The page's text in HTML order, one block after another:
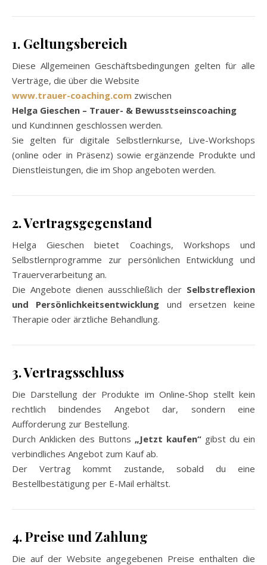
1. Geltungsbereich
Diese Allgemeinen Geschäftsbedingungen gelten für alle
Verträge, die über die Website
www.trauer-coaching.com zwischen
Helga Gieschen – Trauer- & Bewusstseinscoaching
und Kund:innen geschlossen werden.
Sie gelten für digitale Selbstlernkurse, Live-Workshops
(online oder in Präsenz) sowie ergänzende Produkte und
Dienstleistungen, die im Shop angeboten werden.
2. Vertragsgegenstand
Helga Gieschen bietet Coachings, Workshops und
Selbstlernprogramme zur persönlichen Entwicklung und
Trauerverarbeitung an.
Die Angebote dienen ausschließlich der Selbstreflexion
und Persönlichkeitsentwicklung und ersetzen keine
Therapie oder ärztliche Behandlung.
3. Vertragsschluss
Die Darstellung der Produkte im Online-Shop stellt kein
rechtlich bindendes Angebot dar, sondern eine
Aufforderung zur Bestellung.
Durch Anklicken des Buttons „Jetzt kaufen“ gibst du ein
verbindliches Angebot zum Kauf ab.
Der Vertrag kommt zustande, sobald du eine
Bestellbestätigung per E-Mail erhältst.
4. Preise und Zahlung
Die auf der Website angegebenen Preise enthalten die